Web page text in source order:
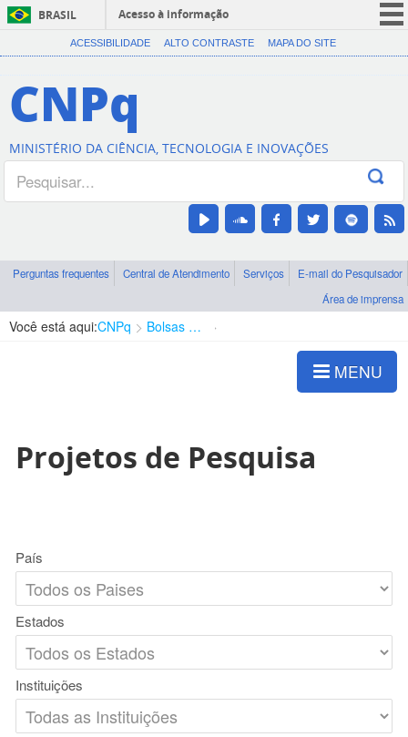
BRASIL
Acesso à informação
CORONAVÍRUS (COVID-19)
Canais
ACESSIBILIDADE ALTO CONTRASTE MAPA DO SITE
CNPq
MINISTÉRIO DA CIÊNCIA, TECNOLOGIA E INOVAÇÕES
Perguntas frequentes Central de Atendimento Serviços
E-mail do Pesquisador
Área de imprensa
Você está aqui:CNPq Bolsas e Auxílios Vigentes
MENU
Projetos de Pesquisa
País
Estados
Instituições